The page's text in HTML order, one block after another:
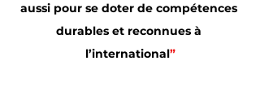
aussi pour se doter de compétences
durables et reconnues à
l’international”